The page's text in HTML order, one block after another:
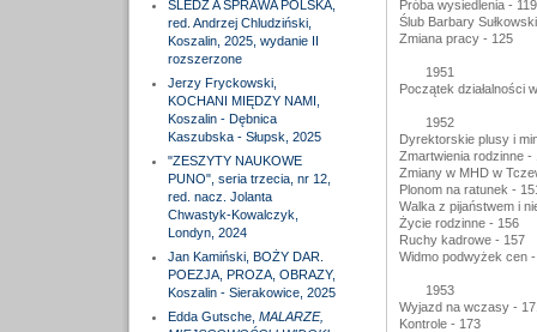
ŚLEDŹ A SPRAWA POLSKA,
red. Andrzej Chludziński,
Koszalin, 2025, wydanie II
rozszerzone
Jerzy Fryckowski,
KOCHANI MIĘDZY NAMI,
Koszalin - Dębnica
Kaszubska - Słupsk, 2025
"ZESZYTY NAUKOWE
PUNO", seria trzecia, nr 12,
red. nacz. Jolanta
Chwastyk-Kowalczyk,
Londyn, 2024
Jan Kamiński, BOŻY DAR.
POEZJA, PROZA, OBRAZY,
Koszalin - Sierakowice, 2025
Edda Gutsche, MALARZE,
Próba wysiedlenia - 119
Ślub Barbary
Zmiana pracy - 125
1951
Początek działalności
1952
Dyrektorskie plusy i
Zmartwienia rodzinne -
Zmiany w MHD w
Plonom na ratunek -
Walka z pijaństwem i
Życie rodzinne - 156
Ruchy kadrowe - 157
Widmo podwyżek cen
1953
Wyjazd na wczasy -
Kontrole - 173